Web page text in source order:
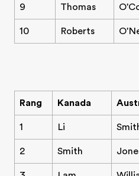
9 Thomas
10 Roberts
Rang Kanada
1 Li
2 Smith